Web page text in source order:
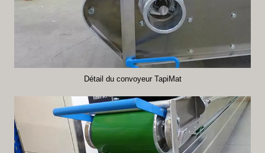
Détail du convoyeur TapiMat